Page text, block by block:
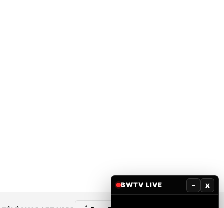
BWTV LIVE - x